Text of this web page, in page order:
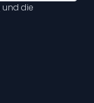
und die